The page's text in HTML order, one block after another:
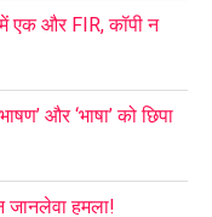
एक और FIR, कॉपी न
और ‘भाषा’ को छिपा
जानलेवा हमला!